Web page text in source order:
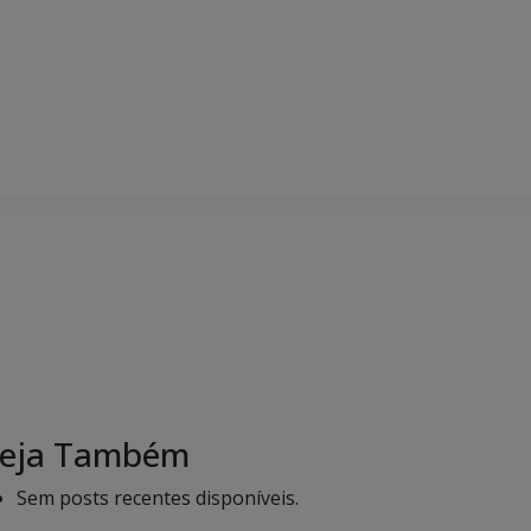
Também
Sem posts recentes disponíveis.